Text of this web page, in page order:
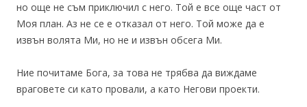
но още не съм приключил с него. Той е все още част от
Моя план. Аз не се е отказал от него. Той може да е
извън волята Ми, но не и извън обсега Ми.
Ние почитаме Бога, за това не трябва да виждаме
враговете си като провали, а като Негови проекти.